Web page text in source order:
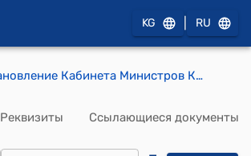
KG RU
Постановление Кабинета Министров Кыргызской Республики от 21 декабря 2023 года № 691 "Об утверждении Методики проведения инвестиционного конкурсного отбора по инвестиционным проектам"
Реквизиты Ссылающиеся документы